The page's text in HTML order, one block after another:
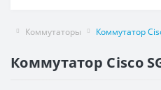
Коммутаторы Коммутатор
Коммутатор Cisco